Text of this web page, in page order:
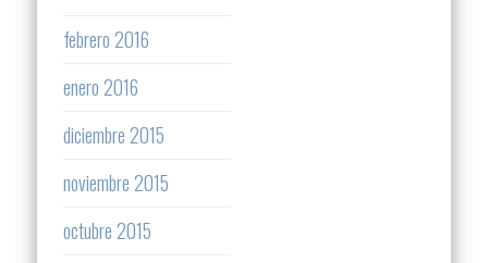
febrero 2016
enero 2016
diciembre 2015
noviembre 2015
octubre 2015